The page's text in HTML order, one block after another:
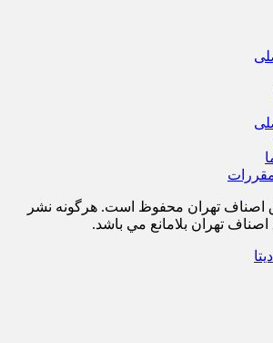
اصناف تهران محفوظ است. هرگونه نشر
اصناف تهران بلامانع مي باشد.